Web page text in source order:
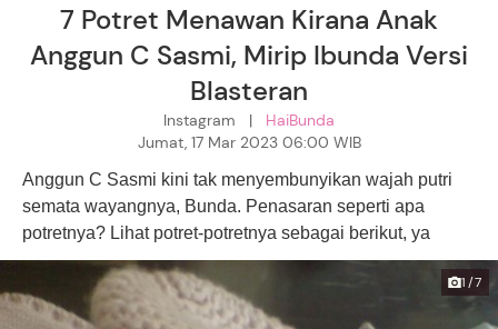
7 Potret Menawan Kirana Anak
Anggun C Sasmi, Mirip Ibunda Versi
Blasteran
Instagram | HaiBunda
Jumat, 17 Mar 2023 06:00 WIB
Anggun C Sasmi kini tak menyembunyikan wajah putri
semata wayangnya, Bunda. Penasaran seperti apa
potretnya? Lihat potret-potretnya sebagai berikut, ya
1/7